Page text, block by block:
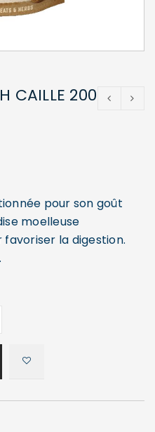
CAILLE 200
pour son goût
moelleuse
la digestion.